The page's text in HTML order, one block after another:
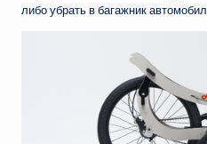
либо убрать в багажник